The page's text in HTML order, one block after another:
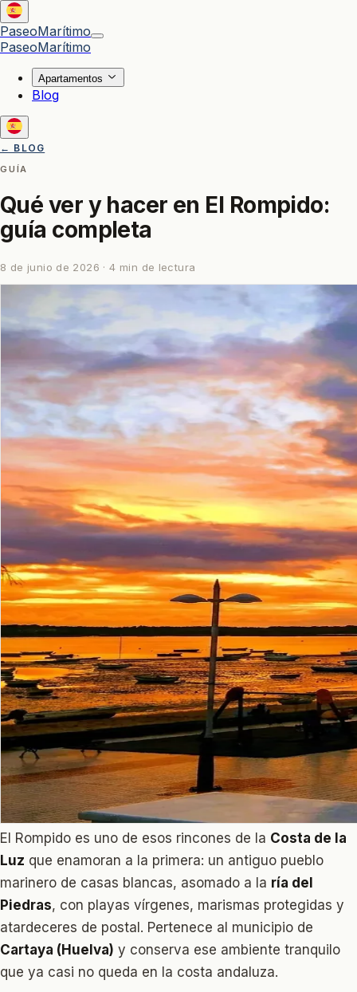
PaseoMarítimo
PaseoMarítimo
Apartamentos
Blog
← BLOG
GUÍA
Qué ver y hacer en El Rompido:
guía completa
8 de junio de 2026 ·4 min de lectura
El Rompido es uno de esos rincones de la Costa de la
Luz que enamoran a la primera: un antiguo pueblo
marinero de casas blancas, asomado a la ría del
Piedras, con playas vírgenes, marismas protegidas y
atardeceres de postal. Pertenece al municipio de
Cartaya (Huelva) y conserva ese ambiente tranquilo
que ya casi no queda en la costa andaluza.